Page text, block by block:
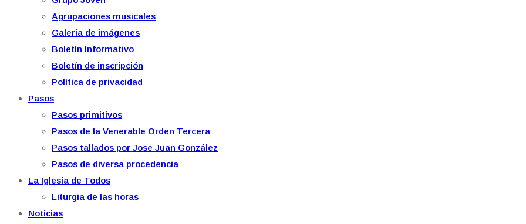
Agrupaciones musicales
Galería de imágenes
Boletín Informativo
Boletín de inscripción
Política de privacidad
Pasos
Pasos primitivos
Pasos de la Venerable Orden Tercera
Pasos tallados por Jose Juan González
Pasos de diversa procedencia
La Iglesia de Todos
Liturgia de las horas
Noticias